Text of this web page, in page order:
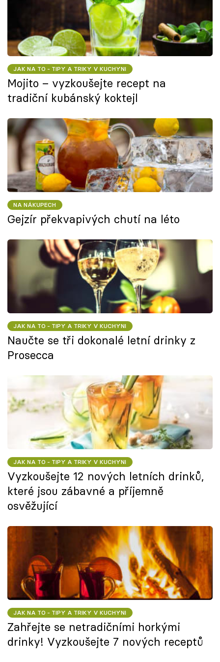
JAK NA TO - TIPY A TRIKY V KUCHYNI
Mojito – vyzkoušejte recept na
tradiční kubánský koktejl
NA NÁKUPECH
Gejzír překvapivých chutí na léto
JAK NA TO - TIPY A TRIKY V KUCHYNI
Naučte se tři dokonalé letní drinky z
Prosecca
JAK NA TO - TIPY A TRIKY V KUCHYNI
Vyzkoušejte 12 nových letních drinků,
které jsou zábavné a příjemně
osvěžující
JAK NA TO - TIPY A TRIKY V KUCHYNI
Zahřejte se netradičními horkými
drinky! Vyzkoušejte 7 nových receptů